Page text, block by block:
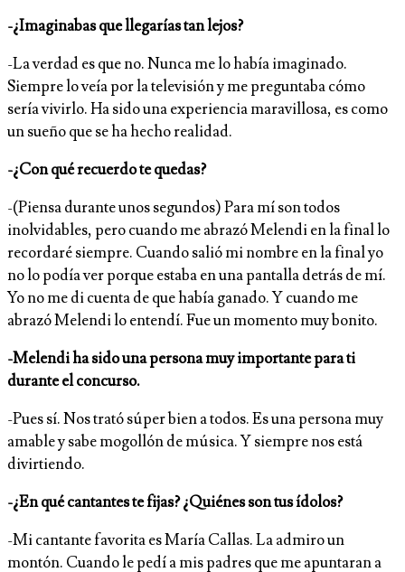
-¿Imaginabas que llegarías tan lejos?
-La verdad es que no. Nunca me lo había imaginado.
Siempre lo veía por la televisión y me preguntaba cómo
sería vivirlo. Ha sido una experiencia maravillosa, es como
un sueño que se ha hecho realidad.
-¿Con qué recuerdo te quedas?
-(Piensa durante unos segundos) Para mí son todos
inolvidables, pero cuando me abrazó Melendi en la final lo
recordaré siempre. Cuando salió mi nombre en la final yo
no lo podía ver porque estaba en una pantalla detrás de mí.
Yo no me di cuenta de que había ganado. Y cuando me
abrazó Melendi lo entendí. Fue un momento muy bonito.
-Melendi ha sido una persona muy importante para ti
durante el concurso.
-Pues sí. Nos trató súper bien a todos. Es una persona muy
amable y sabe mogollón de música. Y siempre nos está
divirtiendo.
-¿En qué cantantes te fijas? ¿Quiénes son tus ídolos?
-Mi cantante favorita es María Callas. La admiro un
montón. Cuando le pedí a mis padres que me apuntaran a